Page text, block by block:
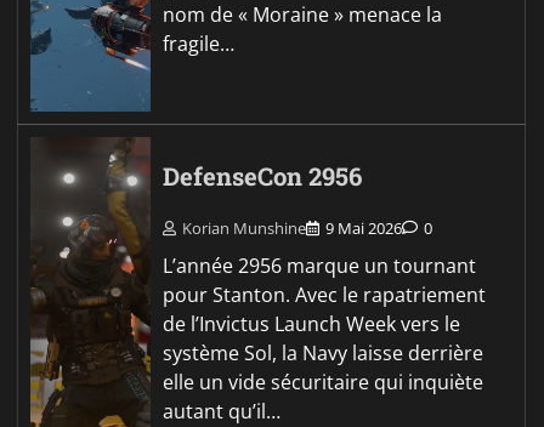
nom de « Moraine » menace la
fragile…
DefenseCon 2956
Korian Munshine 9 Mai 2026 0
L’année 2956 marque un tournant
pour Stanton. Avec le rapatriement
de l’Invictus Launch Week vers le
système Sol, la Navy laisse derrière
elle un vide sécuritaire qui inquiète
autant qu’il…